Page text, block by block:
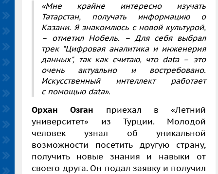
«Мне крайне интересно изучать
Татарстан, получать информацию о
Казани. Я знакомлюсь с новой культурой,
– отметил Нобель. – Для себя выбрал
трек "Цифровая аналитика и инженерия
данных", так как считаю, что data – это
очень актуально и востребовано.
Искусственный интеллект работает
с помощью data».
Орхан Озган приехал в «Летний
университет» из Турции. Молодой
человек узнал об уникальной
возможности посетить другую страну,
получить новые знания и навыки от
своего друга. Он подал заявку и получил